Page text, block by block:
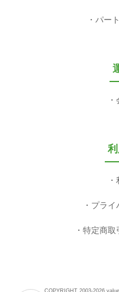
パー
プライ
特定商取
COPYRIGHT 2003-2026